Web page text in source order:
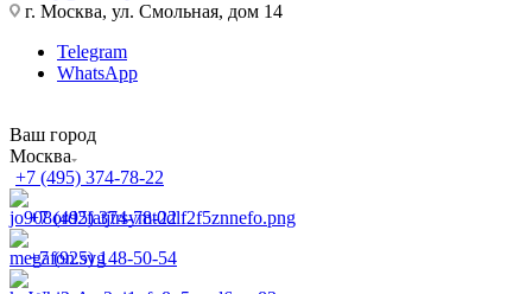
г. Москва, ул. Смольная, дом 14
Telegram
WhatsApp
Ваш город
Москва
+7 (495) 374-78-22
+7 (495) 374-78-22
+7 (925) 148-50-54